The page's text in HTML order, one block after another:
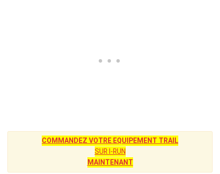
COMMANDEZ VOTRE EQUIPEMENT TRAIL
SUR I-RUN
MAINTENANT